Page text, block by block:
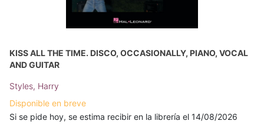
KISS ALL THE TIME. DISCO, OCCASIONALLY, PIANO, VOCAL
AND GUITAR
Styles, Harry
Disponible en breve
Si se pide hoy, se estima recibir en la librería el 14/08/2026